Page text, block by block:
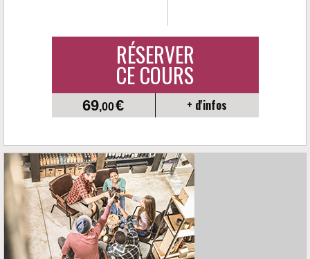
RÉSERVER
CE COURS
69,00€ + d'infos